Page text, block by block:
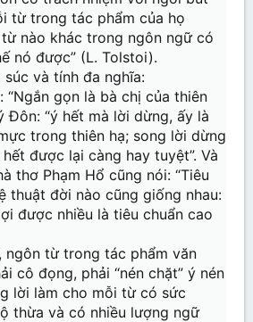
từ trong tác phẩm của họ
nào khác trong ngôn ngữ có
nó được” (L. Tolstoi).
súc và tính đa nghĩa:
“Ngắn gọn là bà chị của thiên
Đôn: “ý hết mà lời dừng, ấy là
trong thiên hạ; song lời dừng
được lại càng hay tuyệt”. Và
thơ Phạm Hổ cũng nói: “Tiêu
thuật đời nào cũng giống nhau:
được nhiều là tiêu chuẩn cao
ngôn từ trong tác phẩm văn
cô đọng, phải “nén chặt” ý nén
lời làm cho mỗi từ có sức
thừa và có nhiều lượng ngữ